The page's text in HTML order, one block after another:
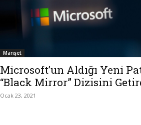
Manşet
Microsoft’un Aldığı Yeni
“Black Mirror” Dizisini
Ocak 23, 2021